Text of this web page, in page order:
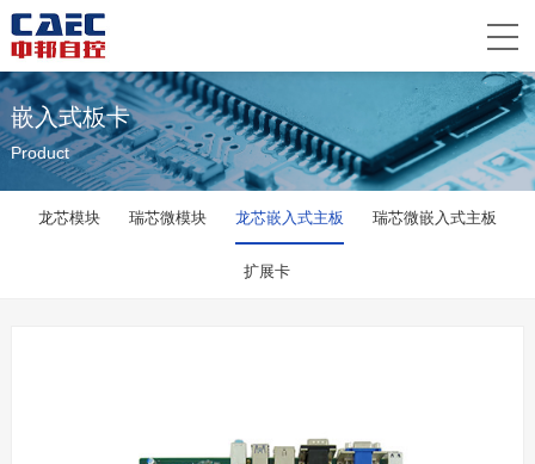
嵌入式板卡
Product
龙芯模块 瑞芯微模块 龙芯嵌入式主板 瑞芯微嵌入式主板
扩展卡